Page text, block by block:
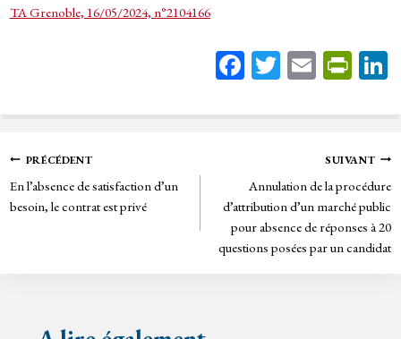
TA Grenoble, 16/05/2024, n°2104166
Fa
bo
T
tt
E
ail
Pr
tF
rie
n
dl
y
Navigation
de
PRÉCÉDENT
En l’absence de satisfaction d’un
besoin, le contrat est privé
SUIVANT
Annulation de la procédure
d’attribution d’un marché public
pour absence de réponses à 20
questions posées par un candidat